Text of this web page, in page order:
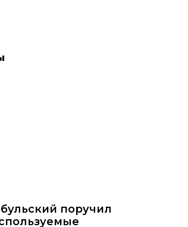
поручил